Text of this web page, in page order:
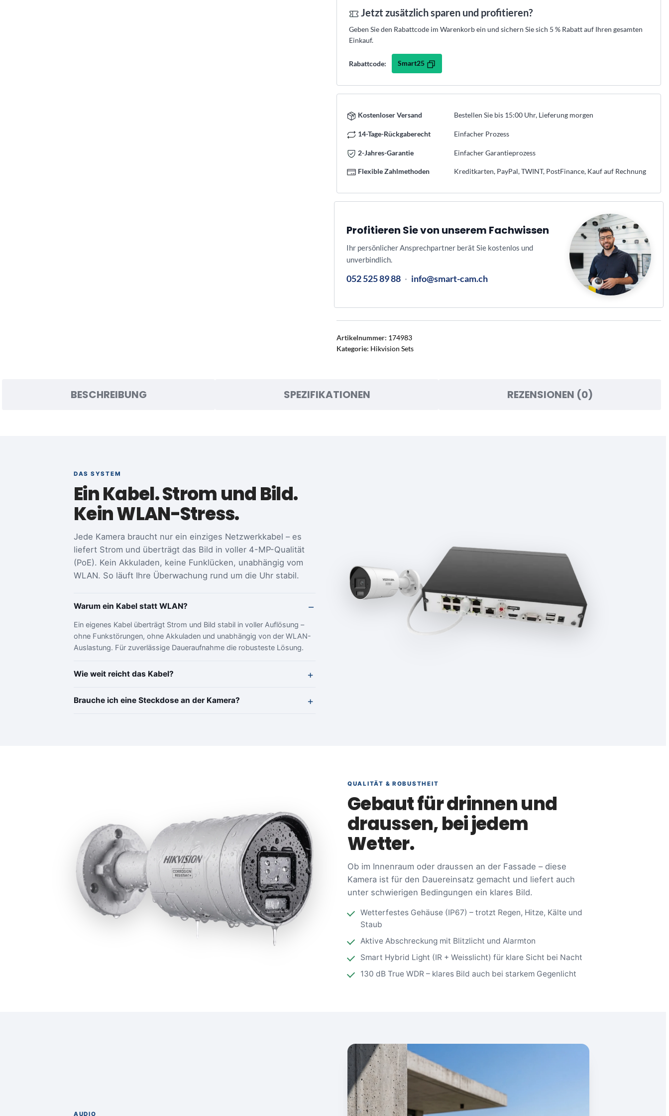
Jetzt zusätzlich sparen und profitieren?
Geben Sie den Rabattcode im Warenkorb ein und sichern Sie sich 5 % Rabatt auf Ihren gesamten
Einkauf.
Rabattcode: Smart25
Kostenloser Versand Bestellen Sie bis 15:00 Uhr, Lieferung morgen
14-Tage-Rückgaberecht Einfacher Prozess
2-Jahres-Garantie Einfacher Garantieprozess
Flexible Zahlmethoden Kreditkarten, PayPal, TWINT, PostFinance, Kauf auf Rechnung
Profitieren Sie von unserem Fachwissen
Ihr persönlicher Ansprechpartner berät Sie kostenlos und
unverbindlich.
052 525 89 88 · info@smart-cam.ch
Artikelnummer: 174983
Kategorie: Hikvision Sets
BESCHREIBUNG SPEZIFIKATIONEN REZENSIONEN (0)
DAS SYSTEM
Ein Kabel. Strom und Bild.
Kein WLAN-Stress.
Jede Kamera braucht nur ein einziges Netzwerkkabel – es
liefert Strom und überträgt das Bild in voller 4-MP-Qualität
(PoE). Kein Akkuladen, keine Funklücken, unabhängig vom
WLAN. So läuft Ihre Überwachung rund um die Uhr stabil.
Warum ein Kabel statt WLAN?
Ein eigenes Kabel überträgt Strom und Bild stabil in voller Auflösung –
ohne Funkstörungen, ohne Akkuladen und unabhängig von der WLAN-
Auslastung. Für zuverlässige Daueraufnahme die robusteste Lösung.
Wie weit reicht das Kabel?
Brauche ich eine Steckdose an der Kamera?
QUALITÄT & ROBUSTHEIT
Gebaut für drinnen und
draussen, bei jedem
Wetter.
Ob im Innenraum oder draussen an der Fassade – diese
Kamera ist für den Dauereinsatz gemacht und liefert auch
unter schwierigen Bedingungen ein klares Bild.
Wetterfestes Gehäuse (IP67) – trotzt Regen, Hitze, Kälte und
Staub
Aktive Abschreckung mit Blitzlicht und Alarmton
Smart Hybrid Light (IR + Weisslicht) für klare Sicht bei Nacht
130 dB True WDR – klares Bild auch bei starkem Gegenlicht
AUDIO